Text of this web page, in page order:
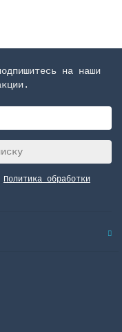
на наши
Политика обработки